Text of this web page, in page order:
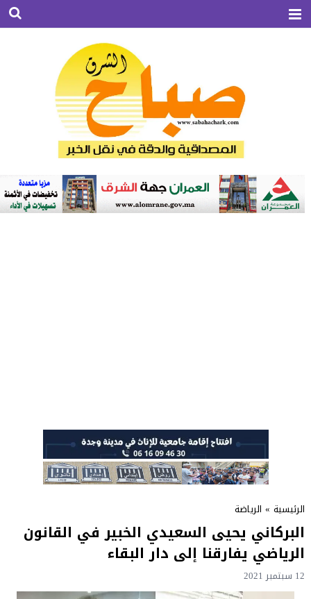
الرئيسية » الرياضة
البركاني يحيى السعيدي الخبير في القانون
الرياضي يفارقنا إلى دار البقاء
12 سبتمبر 2021